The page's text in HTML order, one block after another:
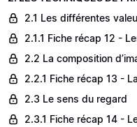
2.1 Les différentes
2.1.1 Fiche récap 12 -
2.2 La composition
2.2.1 Fiche récap 13 -
2.3 Le sens du regard
2.3.1 Fiche récap 14 -